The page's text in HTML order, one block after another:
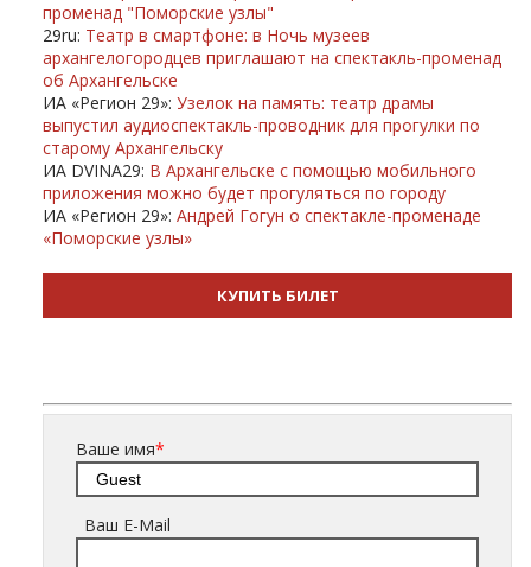
променад "Поморские узлы"
29ru: Театр в смартфоне: в Ночь музеев
архангелогородцев приглашают на спектакль-променад
об Архангельске
ИА «Регион 29»: Узелок на память: театр драмы
выпустил аудиоспектакль-проводник для прогулки по
старому Архангельску
ИА DVINA29: В Архангельске с помощью мобильного
приложения можно будет прогуляться по городу
ИА «Регион 29»: Андрей Гогун о спектакле-променаде
«Поморские узлы»
КУПИТЬ БИЛЕТ
Ваше имя*
Ваш E-Mail